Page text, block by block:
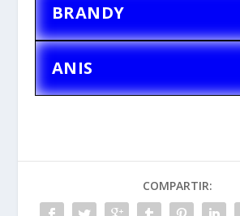
BRANDY
ANIS
COMPARTIR: